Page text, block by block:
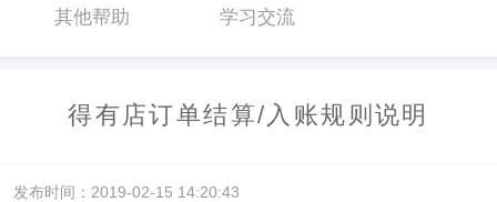
其他帮助 学习交流
得有店订单结算/入账规则说明
发布时间：2019-02-15 14:20:43